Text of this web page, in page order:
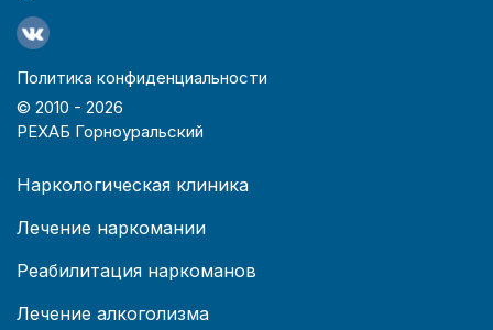
Политика конфиденциальности
© 2010 - 2026
РЕХАБ Горноуральский
Наркологическая клиника
Лечение наркомании
Реабилитация наркоманов
Лечение алкоголизма